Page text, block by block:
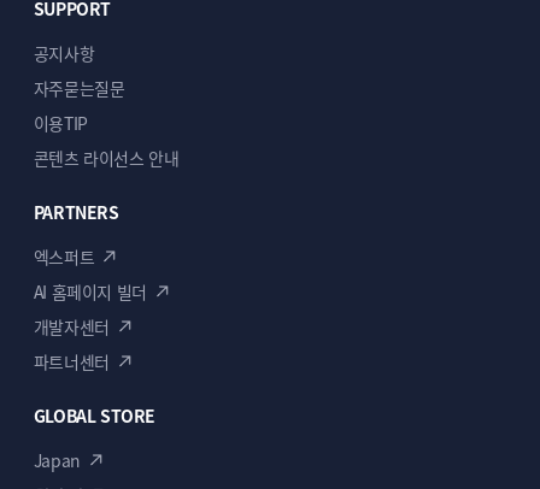
SUPPORT
공지사항
자주묻는질문
이용TIP
콘텐츠 라이선스 안내
PARTNERS
엑스퍼트
AI 홈페이지 빌더
개발자센터
파트너센터
GLOBAL STORE
Japan